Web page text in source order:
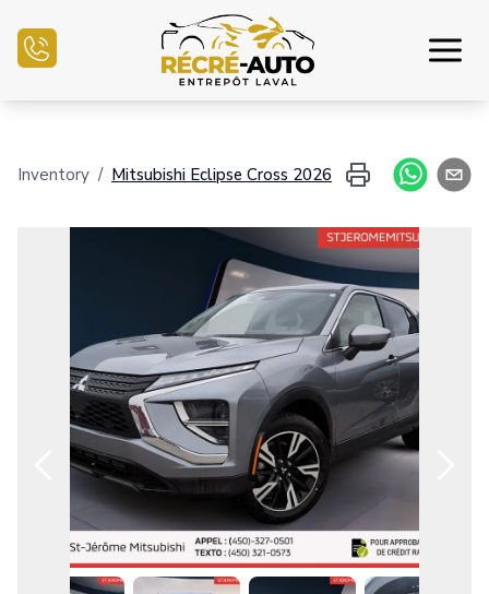
Financiamiento
Vender mi auto
Centro mecánico
Contáctenos
Español
Inventory / Mitsubishi Eclipse Cross 2026